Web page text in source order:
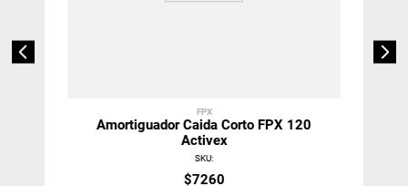
FPX
Amortiguador Caida Corto FPX 120
Activex
SKU:
$7260